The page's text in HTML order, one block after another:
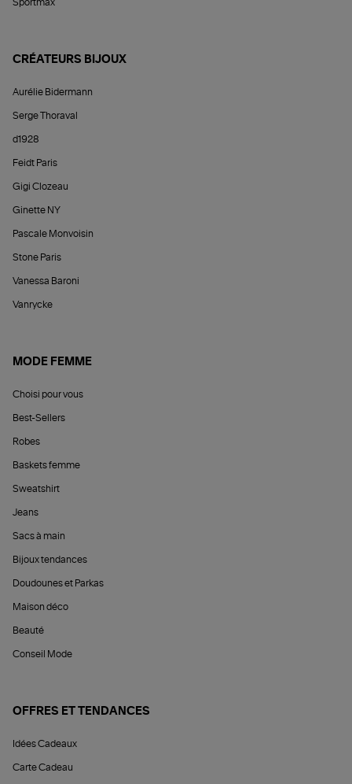
Sportmax
CRÉATEURS BIJOUX
Aurélie Bidermann
Serge Thoraval
d1928
Feidt Paris
Gigi Clozeau
Ginette NY
Pascale Monvoisin
Stone Paris
Vanessa Baroni
Vanrycke
MODE FEMME
Choisi pour vous
Best-Sellers
Robes
Baskets femme
Sweatshirt
Jeans
Sacs à main
Bijoux tendances
Doudounes et Parkas
Maison déco
Beauté
Conseil Mode
OFFRES ET TENDANCES
Idées Cadeaux
Carte Cadeau